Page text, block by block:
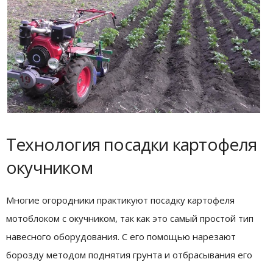
Технология посадки картофеля
окучником
Многие огородники практикуют посадку картофеля
мотоблоком с окучником, так как это самый простой тип
навесного оборудования. С его помощью нарезают
борозду методом поднятия грунта и отбрасывания его